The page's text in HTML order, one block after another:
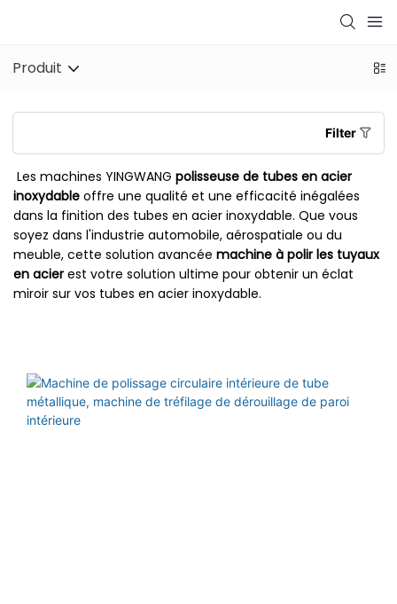
Produit
Filter
Les machines YINGWANG polisseuse de tubes en acier
inoxydable offre une qualité et une efficacité inégalées
dans la finition des tubes en acier inoxydable. Que vous
soyez dans l'industrie automobile, aérospatiale ou du
meuble, cette solution avancée machine à polir les tuyaux
en acierest votre solution ultime pour obtenir un éclat
miroir sur vos tubes en acier inoxydable.